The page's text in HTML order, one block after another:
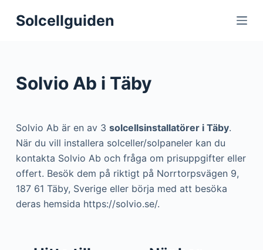
S
o
Solcellguiden
Solvio Ab i Täby
Solvio Ab är en av 3 solcellsinstallatörer i Täby.
När du vill installera solceller/solpaneler kan du
kontakta Solvio Ab och fråga om prisuppgifter eller
offert. Besök dem på riktigt på Norrtorpsvägen 9,
187 61 Täby, Sverige eller börja med att besöka
deras hemsida https://solvio.se/.